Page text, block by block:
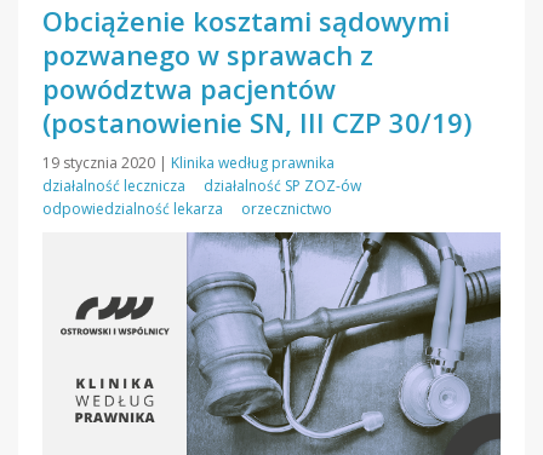
Obciążenie kosztami sądowymi
pozwanego w sprawach z
powództwa pacjentów
(postanowienie SN, III CZP 30/19)
19 stycznia 2020 | Klinika według prawnika
działalność lecznicza
działalność SP ZOZ-ów
odpowiedzialność lekarza
orzecznictwo